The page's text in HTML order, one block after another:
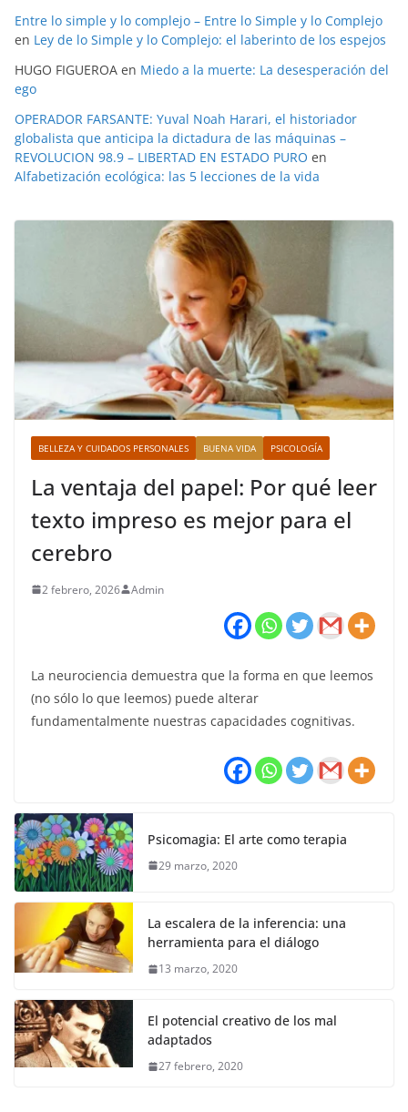
Entre lo simple y lo complejo – Entre lo Simple y lo Complejo
en Ley de lo Simple y lo Complejo: el laberinto de los espejos
HUGO FIGUEROA en Miedo a la muerte: La desesperación del
ego
OPERADOR FARSANTE: Yuval Noah Harari, el historiador
globalista que anticipa la dictadura de las máquinas –
REVOLUCION 98.9 – LIBERTAD EN ESTADO PURO en
Alfabetización ecológica: las 5 lecciones de la vida
BELLEZA Y CUIDADOS PERSONALES BUENA VIDA PSICOLOGÍA
La ventaja del papel: Por qué leer
texto impreso es mejor para el
cerebro
2 febrero, 2026 Admin
La neurociencia demuestra que la forma en que leemos
(no sólo lo que leemos) puede alterar
fundamentalmente nuestras capacidades cognitivas.
Psicomagia: El arte como terapia
29 marzo, 2020
La escalera de la inferencia: una
herramienta para el diálogo
13 marzo, 2020
El potencial creativo de los mal
adaptados
27 febrero, 2020